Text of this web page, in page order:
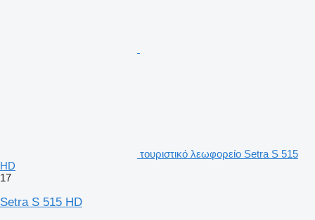
τουριστικό λεωφορείο Setra S 515
HD
17
Setra S 515 HD